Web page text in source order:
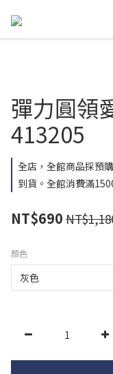
彈力圓領
413205
全店，全館商品採預
到貨。全館消費滿
NT$690
顏色